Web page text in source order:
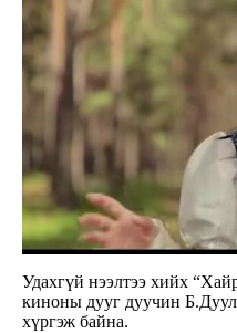
Удахгүй нээлтээ хийх
киноны дууг дуучин
хүргэж байна.